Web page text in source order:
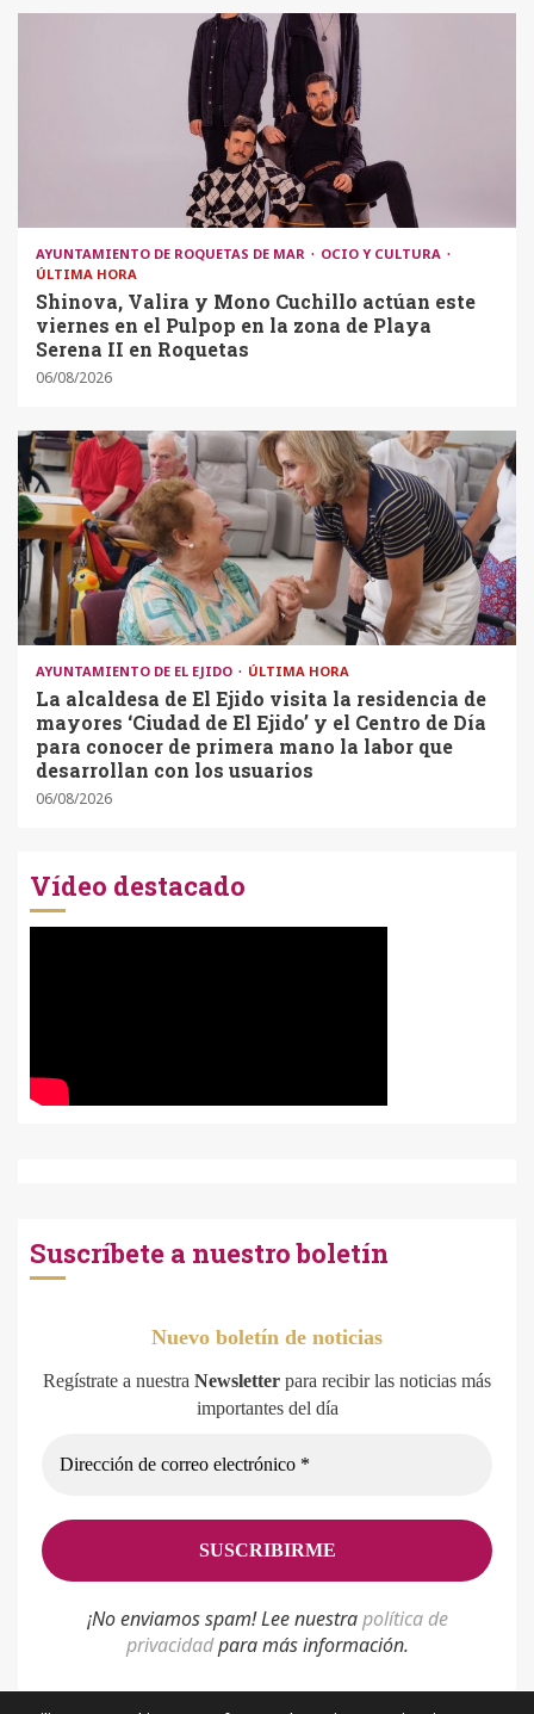
AYUNTAMIENTO DE ROQUETAS DE MAR
OCIO Y CULTURA
ÚLTIMA HORA
Shinova, Valira y Mono Cuchillo actúan este
viernes en el Pulpop en la zona de Playa
Serena II en Roquetas
06/08/2026
AYUNTAMIENTO DE EL EJIDO ÚLTIMA HORA
La alcaldesa de El Ejido visita la residencia de
mayores ‘Ciudad de El Ejido’ y el Centro de Día
para conocer de primera mano la labor que
desarrollan con los usuarios
06/08/2026
Vídeo destacado
Suscríbete a nuestro boletín
Nuevo boletín de noticias
Regístrate a nuestra Newsletter para recibir las noticias más
importantes del día
¡No enviamos spam! Lee nuestrapolítica de
privacidadpara más información.